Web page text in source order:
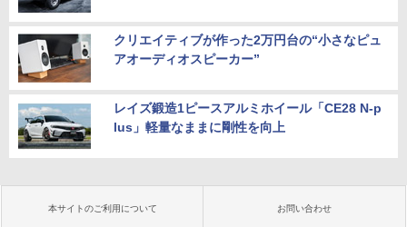
クリエイティブが作った2万円台の“小さなピュ
アオーディオスピーカー”
レイズ鍛造1ピースアルミホイール「CE28 N-p
lus」軽量なままに剛性を向上
本サイトのご利用について お問い合わせ